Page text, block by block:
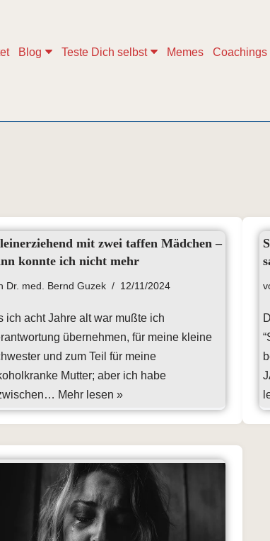
Blog Teste Dich selbst Memes Coachings
mit zwei taffen Mädchen –
konnte ich nicht mehr
Dr. med. Bernd Guzek 12/11/2024
ich acht Jahre alt war mußte ich
übernehmen, für meine kleine
und zum Teil für meine
Mutter; aber ich habe
Mehr lesen »